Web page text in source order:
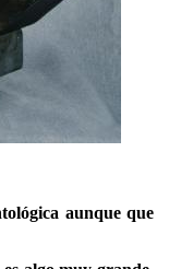
aunque que